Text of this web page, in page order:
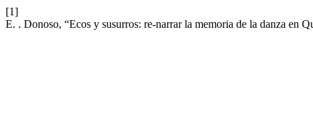
[1]
E. . Donoso, “Ecos y susurros: re-narrar la memoria de la danza en